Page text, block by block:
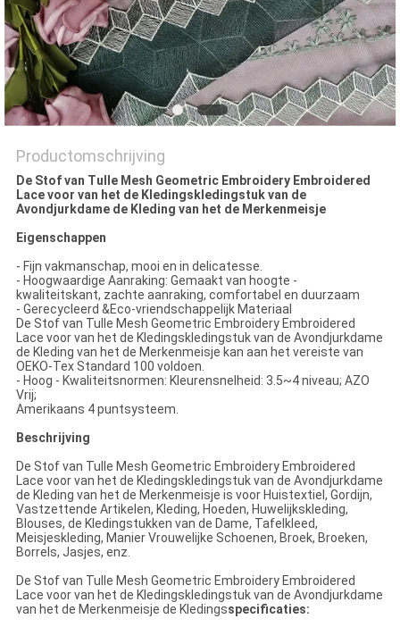
Productomschrijving
De Stof van Tulle Mesh Geometric Embroidery Embroidered
Lace voor van het de Kledingskledingstuk van de
Avondjurkdame de Kleding van het de Merkenmeisje
Eigenschappen
- Fijn vakmanschap, mooi en in delicatesse.
- Hoogwaardige Aanraking: Gemaakt van hoogte -
kwaliteitskant, zachte aanraking, comfortabel en duurzaam
- Gerecycleerd &Eco-vriendschappelijk Materiaal
De Stof van Tulle Mesh Geometric Embroidery Embroidered
Lace voor van het de Kledingskledingstuk van de Avondjurkdame
de Kleding van het de Merkenmeisje kan aan het vereiste van
OEKO-Tex Standard 100 voldoen.
- Hoog - Kwaliteitsnormen: Kleurensnelheid: 3.5~4 niveau; AZO
Vrij;
Amerikaans 4 puntsysteem.
Beschrijving
De Stof van Tulle Mesh Geometric Embroidery Embroidered
Lace voor van het de Kledingskledingstuk van de Avondjurkdame
de Kleding van het de Merkenmeisje is voor Huistextiel, Gordijn,
Vastzettende Artikelen, Kleding, Hoeden, Huwelijkskleding,
Blouses, de Kledingstukken van de Dame, Tafelkleed,
Meisjeskleding, Manier Vrouwelijke Schoenen, Broek, Broeken,
Borrels, Jasjes, enz.
De Stof van Tulle Mesh Geometric Embroidery Embroidered
Lace voor van het de Kledingskledingstuk van de Avondjurkdame
van het de Merkenmeisje de Kledingsspecificaties: